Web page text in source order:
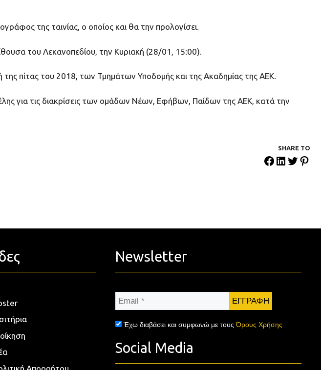
της ταινίας, ο οποίος και θα την προλογίσει.
του Λεκανοπεδίου, την Κυριακή (28/01, 15:00).
πίτας του 2018, των Τμημάτων Υποδομής και της Ακαδημίας της ΑΕΚ.
για τις διακρίσεις των ομάδων Νέων, Εφήβων, Παίδων της ΑΕΚ, κατά την
SHARE ΤΟ
Απορρήτου
Newsletter
Email
Έχω διαβάσει και συμφωνώ με τουςΌρους Χρήσης
Social Media